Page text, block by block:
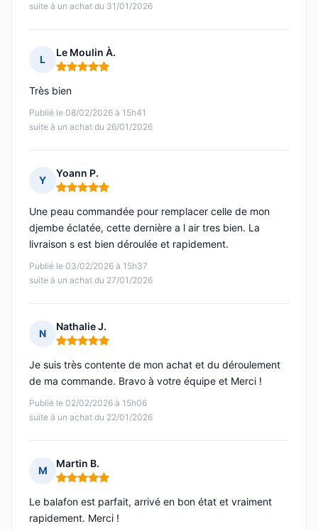
suite à un achat du 31/01/2026
L
Le Moulin À.
Note : 5 sur 5
Publié le 08/02/2026 à 15h41
suite à un achat du 26/01/2026
Très bien
Y
Yoann P.
Note : 5 sur 5
Publié le 03/02/2026 à 15h37
suite à un achat du 27/01/2026
Une peau commandée pour remplacer celle de mon
djembe éclatée, cette dernière a l air tres bien. La
livraison s est bien déroulée et rapidement.
N
Nathalie J.
Note : 5 sur 5
Publié le 02/02/2026 à 15h06
suite à un achat du 22/01/2026
Je suis très contente de mon achat et du déroulement
de ma commande. Bravo à votre équipe et Merci !
M
Martin B.
Note : 5 sur 5
Le balafon est parfait, arrivé en bon état et vraiment
rapidement. Merci !